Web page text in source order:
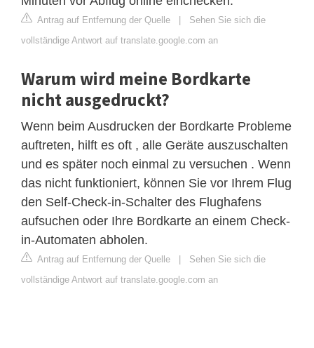
Antrag auf Entfernung der Quelle | Sehen Sie sich die
vollständige Antwort auf translate.google.com an
Warum wird meine Bordkarte
nicht ausgedruckt?
Wenn beim Ausdrucken der Bordkarte Probleme
auftreten, hilft es oft , alle Geräte auszuschalten
und es später noch einmal zu versuchen . Wenn
das nicht funktioniert, können Sie vor Ihrem Flug
den Self-Check-in-Schalter des Flughafens
aufsuchen oder Ihre Bordkarte an einem Check-
in-Automaten abholen.
Antrag auf Entfernung der Quelle | Sehen Sie sich die
vollständige Antwort auf translate.google.com an